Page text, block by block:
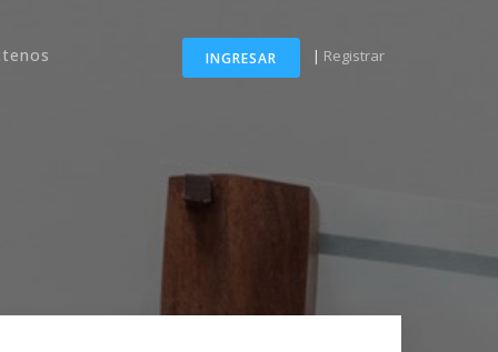
INGRESAR | Registrar